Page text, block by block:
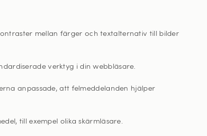
mellan färger och textalternativ till bilder
verktyg i din webbläsare.
anpassade, att felmeddelanden hjälper
till exempel olika skärmläsare.